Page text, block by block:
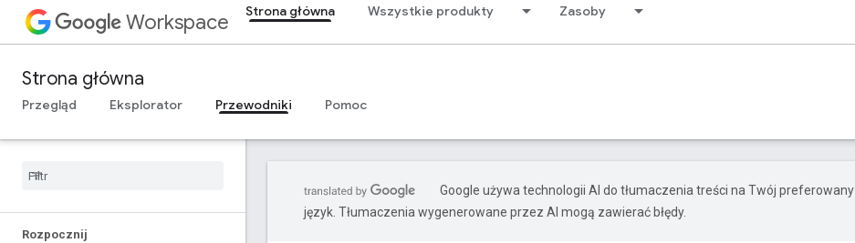
Workspace Strona główna Wszystkie produkty Zasoby
Strona główna
Przegląd Eksplorator Przewodniki Pomoc
Rozpocznij
Google używa technologii AI do tłumaczenia treści na Twój preferowany
język. Tłumaczenia wygenerowane przez AI mogą zawierać błędy.